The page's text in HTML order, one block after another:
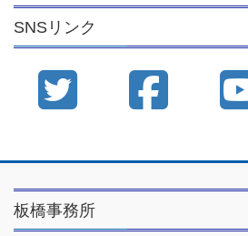
イ
ブ
SNSリンク
板橋事務所